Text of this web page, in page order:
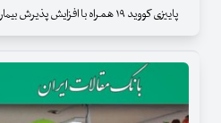
پاییزی کووید ۱۹ همراه با افزایش پذیرش بیمار در بیمارستان هستیم.